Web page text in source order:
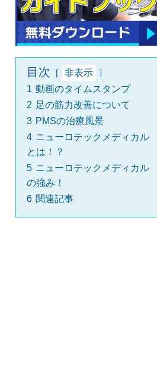
目次
非表示
1 動画のタイムスタンプ
2 足の筋力改善について
3 PMSの治療風景
4 ニューロテックメディカル
とは！？
5 ニューロテックメディカル
の強み！
6 関連記事